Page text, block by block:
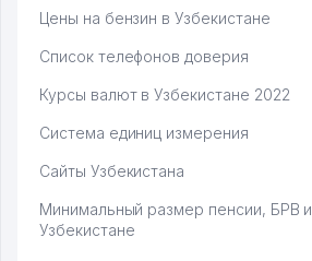
Цены на бензин в Узбекистане
Список телефонов доверия
Курсы валют в Узбекистане 2022
Система единиц измерения
Сайты Узбекистана
Минимальный размер пенсии, БРВ
Узбекистане